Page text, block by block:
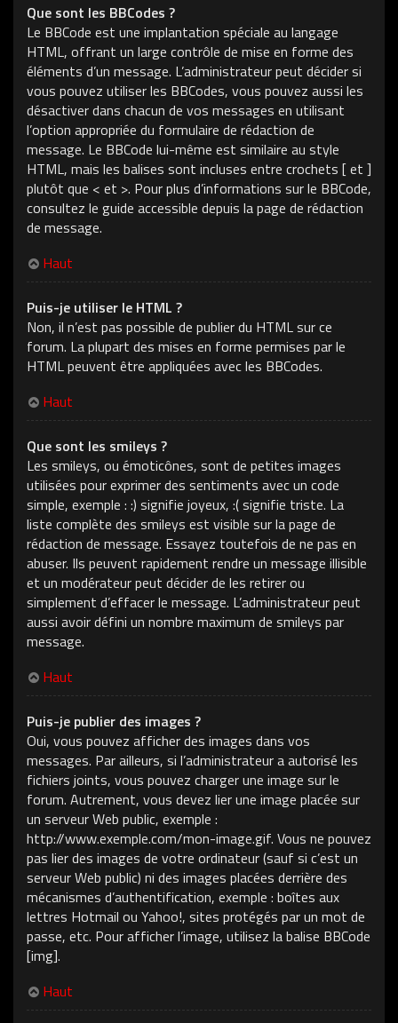
Que sont les BBCodes ?
Le BBCode est une implantation spéciale au langage
HTML, offrant un large contrôle de mise en forme des
éléments d’un message. L’administrateur peut décider si
vous pouvez utiliser les BBCodes, vous pouvez aussi les
désactiver dans chacun de vos messages en utilisant
l’option appropriée du formulaire de rédaction de
message. Le BBCode lui-même est similaire au style
HTML, mais les balises sont incluses entre crochets [ et ]
plutôt que < et >. Pour plus d’informations sur le BBCode,
consultez le guide accessible depuis la page de rédaction
de message.
Haut
Puis-je utiliser le HTML ?
Non, il n’est pas possible de publier du HTML sur ce
forum. La plupart des mises en forme permises par le
HTML peuvent être appliquées avec les BBCodes.
Haut
Que sont les smileys ?
Les smileys, ou émoticônes, sont de petites images
utilisées pour exprimer des sentiments avec un code
simple, exemple : :) signifie joyeux, :( signifie triste. La
liste complète des smileys est visible sur la page de
rédaction de message. Essayez toutefois de ne pas en
abuser. Ils peuvent rapidement rendre un message illisible
et un modérateur peut décider de les retirer ou
simplement d’effacer le message. L’administrateur peut
aussi avoir défini un nombre maximum de smileys par
message.
Haut
Puis-je publier des images ?
Oui, vous pouvez afficher des images dans vos
messages. Par ailleurs, si l’administrateur a autorisé les
fichiers joints, vous pouvez charger une image sur le
forum. Autrement, vous devez lier une image placée sur
un serveur Web public, exemple :
http://www.exemple.com/mon-image.gif. Vous ne pouvez
pas lier des images de votre ordinateur (sauf si c’est un
serveur Web public) ni des images placées derrière des
mécanismes d’authentification, exemple : boîtes aux
lettres Hotmail ou Yahoo!, sites protégés par un mot de
passe, etc. Pour afficher l’image, utilisez la balise BBCode
[img].
Haut